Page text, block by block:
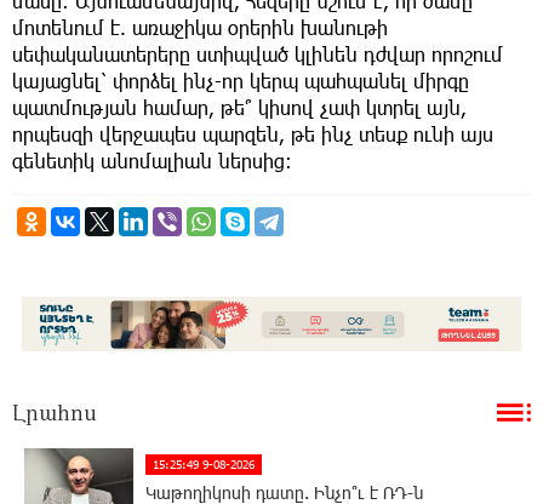
մոտենում է. առաջիկա օրերին խանութի
սեփականատերերը ստիպված կլինեն դժվար որոշում
կայացնել՝ փորձել ինչ-որ կերպ պահպանել միրգը
պատմության համար, թե՞ կիսով չափ կտրել այն,
որպեսզի վերջապես պարզեն, թե ինչ տեսք ունի այս
գենետիկ անոմալիան ներսից։
Լրահոս
15:25:49 9-08-2026
Կաթողիկոսի դատը. Ինչո՞ւ է ՌԴ-ն